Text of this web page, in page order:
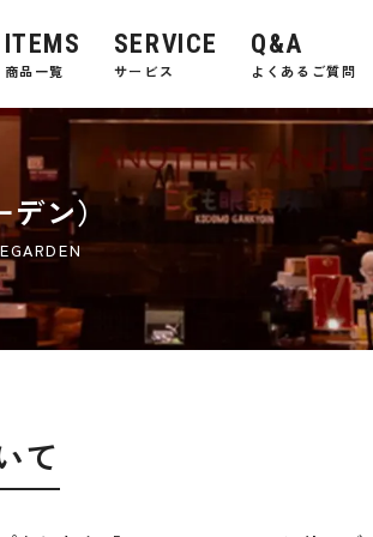
ITEMS
商品一覧
SERVICE
サービス
Q&A
よくあるご質問
ン）
て